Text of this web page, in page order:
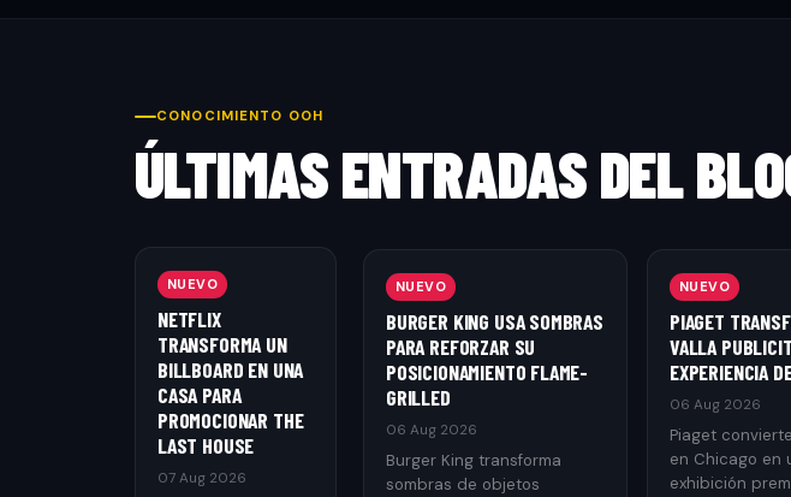
CONOCIMIENTO OOH
ÚLTIMAS ENTRADAS DEL
NUEVO
NETFLIX
TRANSFORMA UN
BILLBOARD EN UNA
CASA PARA
PROMOCIONAR THE
LAST HOUSE
07 Aug 2026
NUEVO
BURGER KING USA SOMBRAS
PARA REFORZAR SU
POSICIONAMIENTO FLAME-
GRILLED
06 Aug 2026
Burger King transforma
sombras de objetos
NUEVO
PIAGET
VALLA
EXPERIENCIA
06 Aug 2026
Piaget
en Chicago en
exhibición